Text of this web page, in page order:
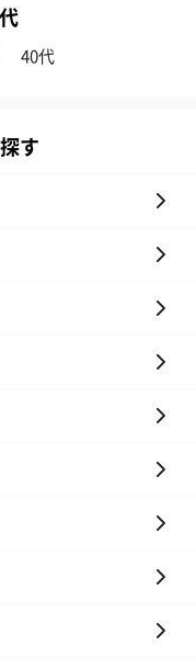
40代
す